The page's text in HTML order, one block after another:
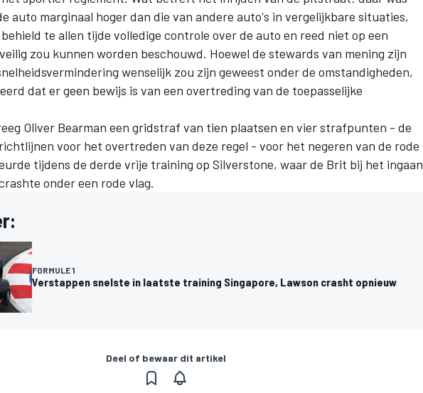
auto marginaal hoger dan die van andere auto's in vergelijkbare situaties,
te allen tijde volledige controle over de auto en reed niet op een
zou kunnen worden beschouwd. Hoewel de stewards van mening zijn
wenselijk zou zijn geweest onder de omstandigheden,
dat er geen bewijs is van een overtreding van de toepasselijke
Oliver Bearman een gridstraf van tien plaatsen en vier strafpunten - de
voor het overtreden van deze regel - voor het negeren van de rode
tijdens de derde vrije training op Silverstone, waar de Brit bij het ingaan
onder een rode vlag.
FORMULE 1
Verstappen snelste in laatste training Singapore, Lawson crasht opnieuw
Deel of bewaar dit artikel